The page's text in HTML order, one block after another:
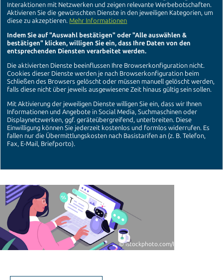
© istockphoto.com/Irina_Strelnikova